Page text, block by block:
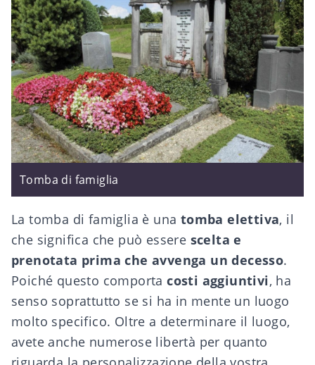
Tomba di famiglia
La tomba di famiglia è una tomba elettiva, il
che significa che può essere scelta e
prenotata prima che avvenga un decesso.
Poiché questo comportacosti aggiuntivi, ha
senso soprattutto se si ha in mente un luogo
molto specifico. Oltre a determinare il luogo,
avete anche numerose libertà per quanto